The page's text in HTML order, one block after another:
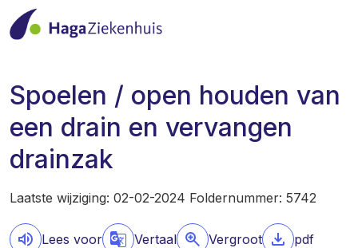
Spoelen / open houden van
een drain en vervangen
drainzak
Laatste wijziging: 02-02-2024 Foldernummer: 5742
Lees voor Vertaal Vergroot
pdf